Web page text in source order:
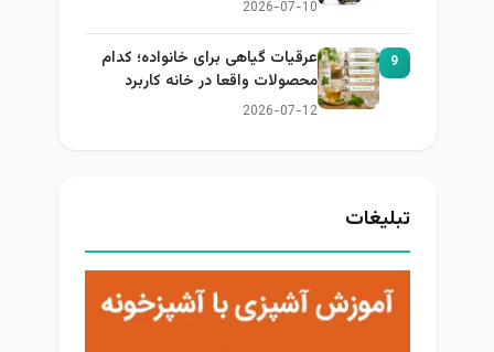
2026-07-10
9
عرقیات گیاهی برای خانواده؛ کدام
محصولات واقعا در خانه کاربرد
دارند؟
2026-07-12
تبلیغات